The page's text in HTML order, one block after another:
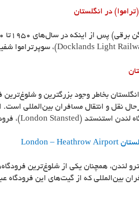
در انگلستان
Docklands Light)، سوپرتراموا
بخاطر وجود بزرگترین و شلوغ‌ترین
نقل و انتقال مسافران بین‌المللی
لندن استنستد (London Stansted)،
London – Heathrow Airport
لندن، همچنان یکی از شلوغ‌ترین